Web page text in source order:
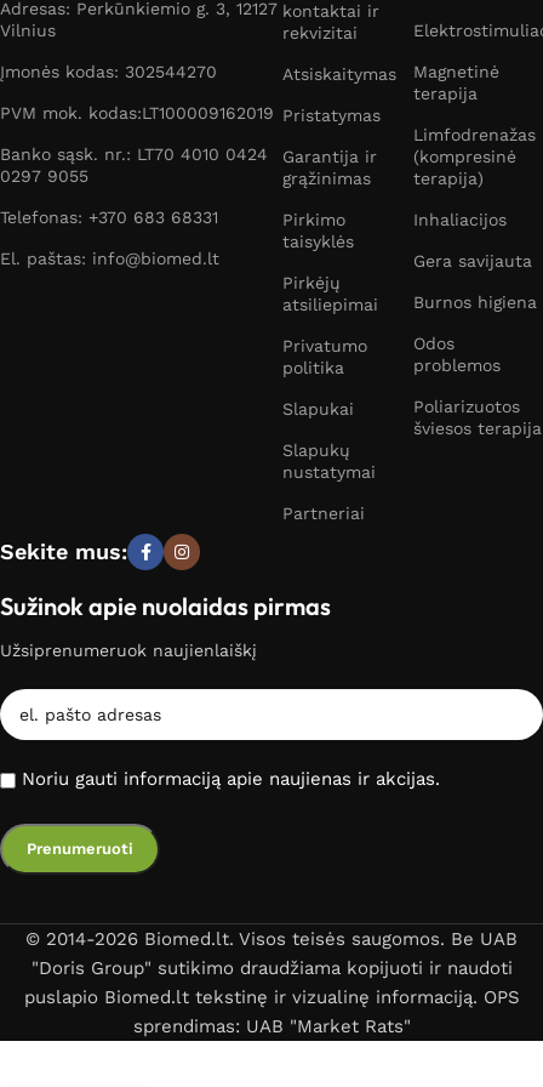
Adresas: Perkūnkiemio g. 3, 12127
Vilnius
Įmonės kodas: 302544270
PVM mok. kodas:LT100009162019
Banko sąsk. nr.: LT70 4010 0424
0297 9055
Telefonas: +370 683 68331
El. paštas: info@biomed.lt
kontaktai ir
rekvizitai
Atsiskaitymas
Pristatymas
Garantija ir
grąžinimas
Pirkimo
taisyklės
Pirkėjų
atsiliepimai
Privatumo
politika
Slapukai
Slapukų
nustatymai
Partneriai
Magnetinė
terapija
Limfodrenažas
(kompresinė
terapija)
Inhaliacijos
Gera savijauta
Burnos higiena
Odos
problemos
Poliarizuotos
šviesos terapija
Sekite mus:
Sužinok apie nuolaidas pirmas
Užsiprenumeruok naujienlaiškį
Noriu gauti informaciją apie naujienas ir akcijas.
© 2014-2026 Biomed.lt. Visos teisės saugomos. Be UAB
"Doris Group" sutikimo draudžiama kopijuoti ir naudoti
puslapio Biomed.lt tekstinę ir vizualinę informaciją. OPS
sprendimas: UAB "Market Rats"